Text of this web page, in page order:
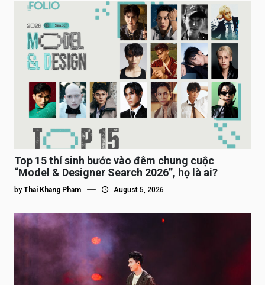
Top 15 thí sinh bước vào đêm chung cuộc
“Model & Designer Search 2026”, họ là ai?
by Thai Khang Pham August 5, 2026